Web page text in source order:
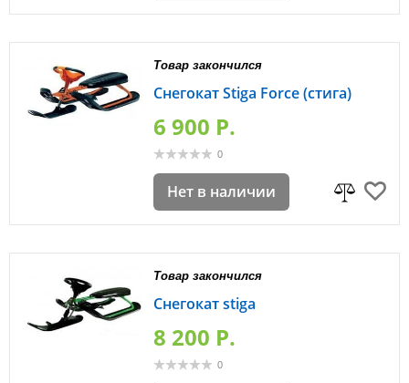
Товар закончился
Снегокат Stiga Force (стига)
6 900 P.
0
Нет в наличии
Товар закончился
Снегокат stiga
8 200 P.
0